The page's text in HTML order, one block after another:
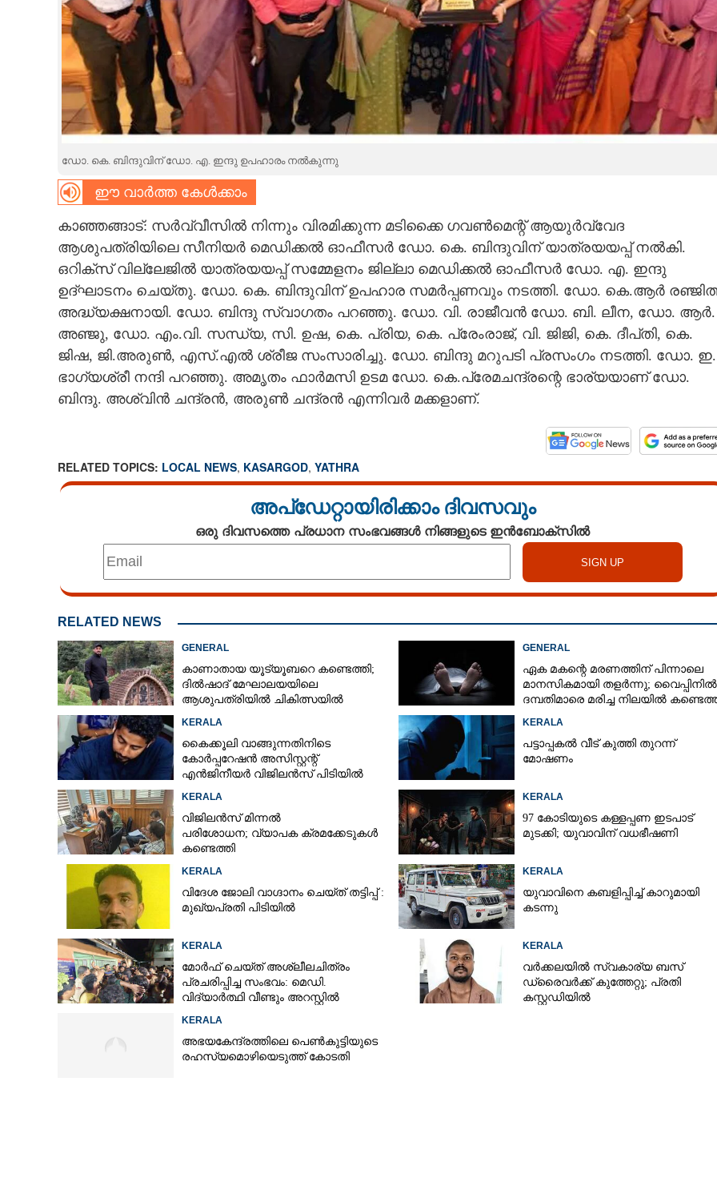
CARTOONS
LITERATURE
CONTACT US
ഡോ. കെ. ബിന്ദുവിന് ഡോ. എ. ഇന്ദു ഉപഹാരം നൽകുന്നു
ഈ വാർത്ത കേൾക്കാം
കാഞ്ഞങ്ങാട്: സർവ്വീസിൽ നിന്നും വിരമിക്കുന്ന മടിക്കൈ ഗവൺമെന്റ് ആയുർവ്വേദ
ആശുപത്രിയിലെ സീനിയർ മെഡിക്കൽ ഓഫീസർ ഡോ. കെ. ബിന്ദുവിന് യാത്രയയപ്പ് നൽകി.
ഒറിക്സ് വില്ലേജിൽ യാത്രയയപ്പ് സമ്മേളനം ജില്ലാ മെഡിക്കൽ ഓഫീസർ ഡോ. എ. ഇന്ദു
ഉദ്ഘാടനം ചെയ്തു. ഡോ. കെ. ബിന്ദുവിന് ഉപഹാര സമർപ്പണവും നടത്തി. ഡോ. കെ.ആർ
അദ്ധ്യക്ഷനായി. ഡോ. ബിന്ദു സ്വാഗതം പറഞ്ഞു. ഡോ. വി. രാജീവൻ ഡോ. ബി. ലീന, ഡോ. ആർ.
അഞ്ജു, ഡോ. എം.വി. സന്ധ്യ, സി. ഉഷ, കെ. പ്രിയ, കെ. പ്രേംരാജ്, വി. ജിജി, കെ. ദീപ്‌തി, കെ.
ജിഷ, ജി.അരുൺ, എസ്.എൽ ശ്രീജ സംസാരിച്ചു. ഡോ. ബിന്ദു മറുപടി പ്രസംഗം നടത്തി. ഡോ. ഇ.
ഭാഗ്യശ്രീ നന്ദി പറഞ്ഞു. അമൃതം ഫാർമസി ഉടമ ഡോ. കെ.പ്രേമചന്ദ്രന്റെ ഭാര്യയാണ്ഡോ.
ബിന്ദു. അശ്വിൻ ചന്ദ്രൻ, അരുൺ ചന്ദ്രൻ എന്നിവർ മക്കളാണ്.
RELATED TOPICS: LOCAL NEWS, KASARGOD, YATHRA
അപ്ഡേറ്റായിരിക്കാം ദിവസവും
ഒരു ദിവസത്തെ പ്രധാന സംഭവങ്ങൾ നിങ്ങളുടെ ഇൻബോക്സിൽ
RELATED NEWS
GENERAL
കാണാതായ യൂട്യൂബറെ കണ്ടെത്തി;
ദിൽഷാദ് മേഘാലയയിലെ
ആശുപത്രിയിൽ ചികിത്സയിൽ
GENERAL
ഏക മകന്റെ മരണത്തിന് പിന്നാലെ
മാനസികമായി തളർന്നു; വൈപ്പിനിൽ
ദമ്പതിമാരെ മരിച്ച നിലയിൽ
KERALA
കൈക്കൂലി വാങ്ങുന്നതിനിടെ
കോർപ്പറേഷൻ അസിസ്റ്റന്റ്
എൻജിനീയർ വിജിലൻസ് പിടിയിൽ
KERALA
പട്ടാപ്പകൽ വീട് കുത്തി തുറന്ന്
മോഷണം
KERALA
വിജിലൻസ് മിന്നൽ
പരിശോധന; വ്യാപക ക്രമക്കേടുകൾ
കണ്ടെത്തി
KERALA
97 കോടിയുടെ കള്ളപ്പണ ഇടപാട്
മുടക്കി; യുവാവിന് വധഭീഷണി
KERALA
വിദേശ ജോലി വാഗ്ദാനം ചെയ്ത് തട്ടിപ്പ് :
മുഖ്യപ്രതി പിടിയിൽ
KERALA
യുവാവിനെ കബളിപ്പിച്ച് കാറുമായി
കടന്നു
KERALA
മോർഫ് ചെയ്ത് അശ്ലീലചിത്രം
പ്രചരിപ്പിച്ച സംഭവം: മെഡി.
വിദ്യാർത്ഥി വീണ്ടും അറസ്റ്റിൽ
KERALA
വർക്കലയിൽ സ്വകാര്യ ബസ്
ഡ്രൈവർക്ക് കുത്തേറ്റു; പ്രതി
കസ്റ്റഡിയിൽ
KERALA
അഭയകേന്ദ്രത്തിലെ പെൺകുട്ടിയുടെ
രഹസ്യമൊഴിയെടുത്ത് കോടതി